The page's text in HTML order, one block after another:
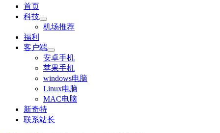
菜
单
首页
科技
机场推荐
福利
客户端
安卓手机
苹果手机
windows电脑
Linux电脑
MAC电脑
新奇特
联系站长